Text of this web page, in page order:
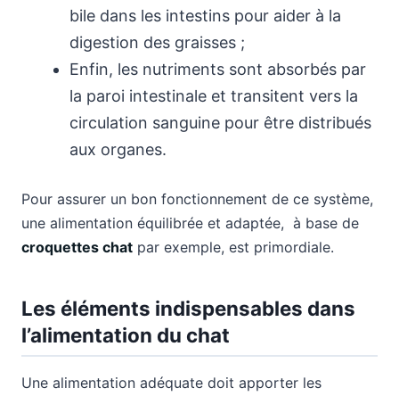
bile dans les intestins pour aider à la
digestion des graisses ;
Enfin, les nutriments sont absorbés par
la paroi intestinale et transitent vers la
circulation sanguine pour être distribués
aux organes.
Pour assurer un bon fonctionnement de ce système,
une alimentation équilibrée et adaptée, à base de
croquettes chat par exemple, est primordiale.
Les éléments indispensables dans
l’alimentation du chat
Une alimentation adéquate doit apporter les